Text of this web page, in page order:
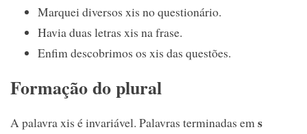
Marquei diversos xis no questionário.
Havia duas letras xis na frase.
Enfim descobrimos os xis das questões.
Formação do plural
A palavra xis é invariável. Palavras terminadas ems